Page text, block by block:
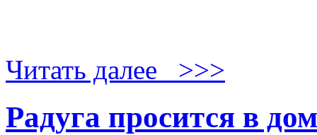
Читать далее >>>
Радуга просится в дом